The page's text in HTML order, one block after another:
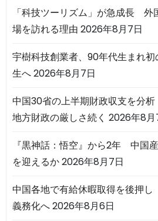
「科技ツーリズム」が急成長 外
場を訪れる理由 2026年8月7日
宇樹科技創業者、90年代生まれ
生へ2026年8月7日
中国30省の上半期財政収支を分
地方財政の厳しさ続く 2026年8月
『黒神話：悟空』から2年 中国
を迎えるか2026年8月7日
中国各地で有給休暇取得を後押
義務化へ2026年8月6日